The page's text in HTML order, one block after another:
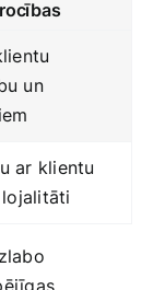
un
ar klientu